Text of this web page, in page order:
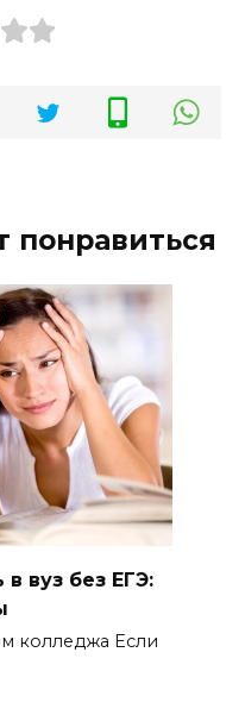
понравиться
вуз без ЕГЭ:
колледжа Если